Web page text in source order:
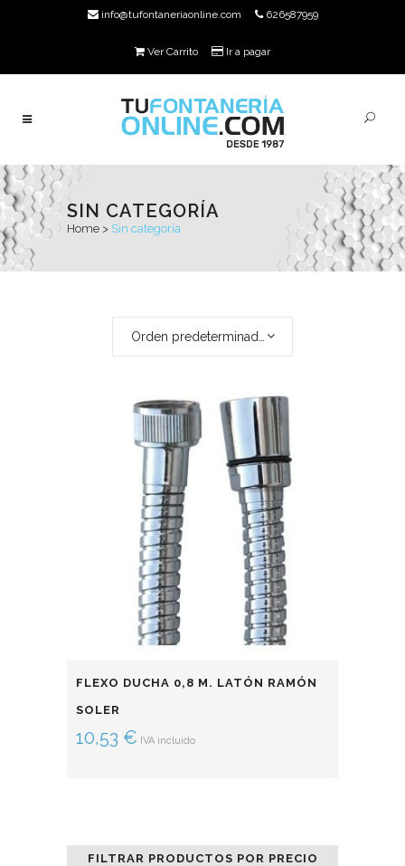
info@tufontaneriaonline.com 626587959
Ver Carrito Ir a pagar
SIN CATEGORÍA
Home > Sin categoría
FLEXO DUCHA 0,8 M. LATÓN RAMÓN
SOLER
10,53 € IVA incluido
FILTRAR PRODUCTOS POR PRECIO